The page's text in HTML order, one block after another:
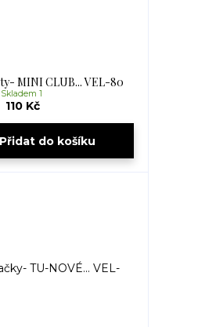
MINI CLUB... VEL-80
110 Kč
Skladem 1
Přidat do košíku